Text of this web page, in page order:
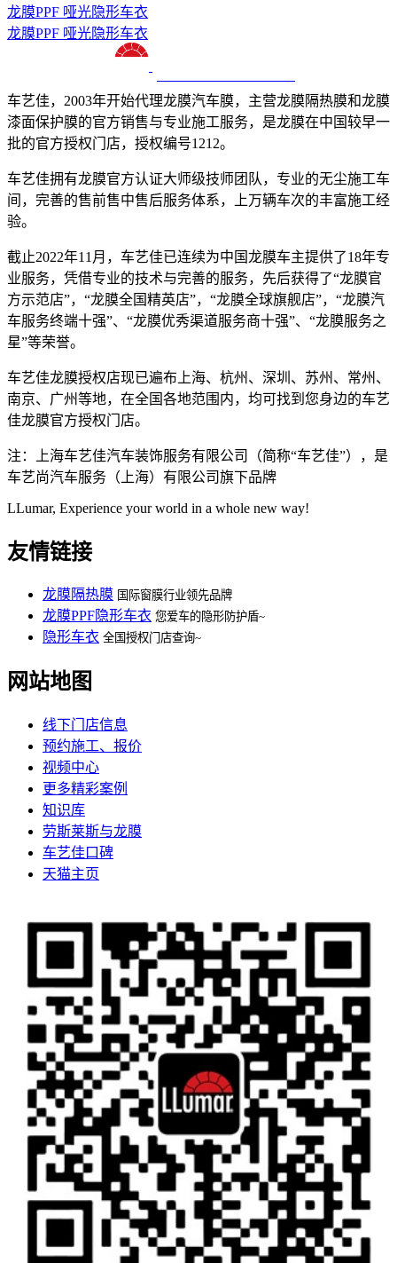
龙膜PPF 哑光隐形车衣
龙膜PPF 哑光隐形车衣
车艺佳，2003年开始代理龙膜汽车膜，主营龙膜隔热膜和龙膜
漆面保护膜的官方销售与专业施工服务，是龙膜在中国较早一
批的官方授权门店，授权编号1212。
车艺佳拥有龙膜官方认证大师级技师团队，专业的无尘施工车
间，完善的售前售中售后服务体系，上万辆车次的丰富施工经
验。
截止2022年11月，车艺佳已连续为中国龙膜车主提供了18年专
业服务，凭借专业的技术与完善的服务，先后获得了“龙膜官
方示范店”，“龙膜全国精英店”，“龙膜全球旗舰店”，“龙膜汽
车服务终端十强”、“龙膜优秀渠道服务商十强”、“龙膜服务之
星”等荣誉。
车艺佳龙膜授权店现已遍布上海、杭州、深圳、苏州、常州、
南京、广州等地，在全国各地范围内，均可找到您身边的车艺
佳龙膜官方授权门店。
注：上海车艺佳汽车装饰服务有限公司（简称“车艺佳”），是
车艺尚汽车服务（上海）有限公司旗下品牌
LLumar, Experience your world in a whole new way!
友情链接
龙膜隔热膜 国际窗膜行业领先品牌
龙膜PPF隐形车衣 您爱车的隐形防护盾~
隐形车衣 全国授权门店查询~
网站地图
线下门店信息
预约施工、报价
视频中心
更多精彩案例
知识库
劳斯莱斯与龙膜
车艺佳口碑
天猫主页